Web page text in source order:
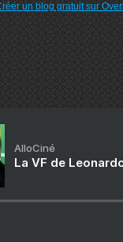
un blog gratuit sur
AlloCiné
La VF de